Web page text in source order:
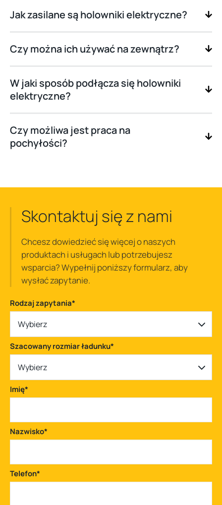
Jak zasilane są holowniki elektryczne?
Czy można ich używać na zewnątrz?
W jaki sposób podłącza się holowniki
elektryczne?
Czy możliwa jest praca na
pochyłości?
Skontaktuj się z nami
Chcesz dowiedzieć się więcej o naszych
produktach i usługach lub potrzebujesz
wsparcia? Wypełnij poniższy formularz, aby
wysłać zapytanie.
Rodzaj zapytania*
Wybierz
Szacowany rozmiar ładunku*
Wybierz
Imię*
Nazwisko*
Telefon*